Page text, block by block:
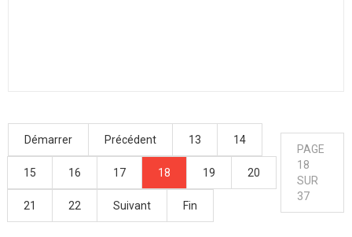
Démarrer Précédent 13 14
15 16 17 18 19 20
21 22 Suivant Fin
PAGE
18
SUR
37